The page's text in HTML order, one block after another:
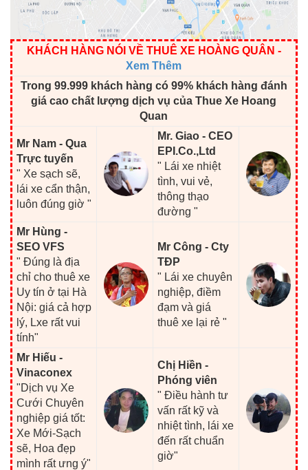
KHÁCH HÀNG NÓI VỀ THUÊ XE HOÀNG QUÂN -
Xem Thêm
Trong 99.999 khách hàng có 99% khách hàng đánh
giá cao chất lượng dịch vụ của Thue Xe Hoang
Quan
Mr Nam - Qua
Trực tuyến
" Xe sạch sẽ,
lái xe cẩn thận,
luôn đúng giờ "
Mr. Giao - CEO
EPI.Co.,Ltd
" Lái xe nhiệt
tình, vui vẻ,
thông thạo
đường "
Mr Hùng -
SEO VFS
" Đúng là địa
chỉ cho thuê xe
Uy tín ở tại Hà
Nội: giá cả hợp
lý, Lxe rất vui
tính"
Mr Công - Cty
TĐP
" Lái xe chuyên
nghiệp, điềm
đạm và giá
thuê xe lại rẻ "
Mr Hiếu -
Vinaconex
"Dịch vụ Xe
Cưới Chuyên
nghiệp giá tốt:
Xe Mới-Sạch
sẽ, Hoa đẹp
mình rất ưng ý"
Chị Hiền -
Phóng viên
" Điều hành tư
vấn rất kỹ và
nhiệt tình, lái xe
đến rất chuẩn
giờ"